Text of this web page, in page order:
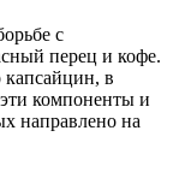
с
перец и кофе.
в
компоненты и
направлено на